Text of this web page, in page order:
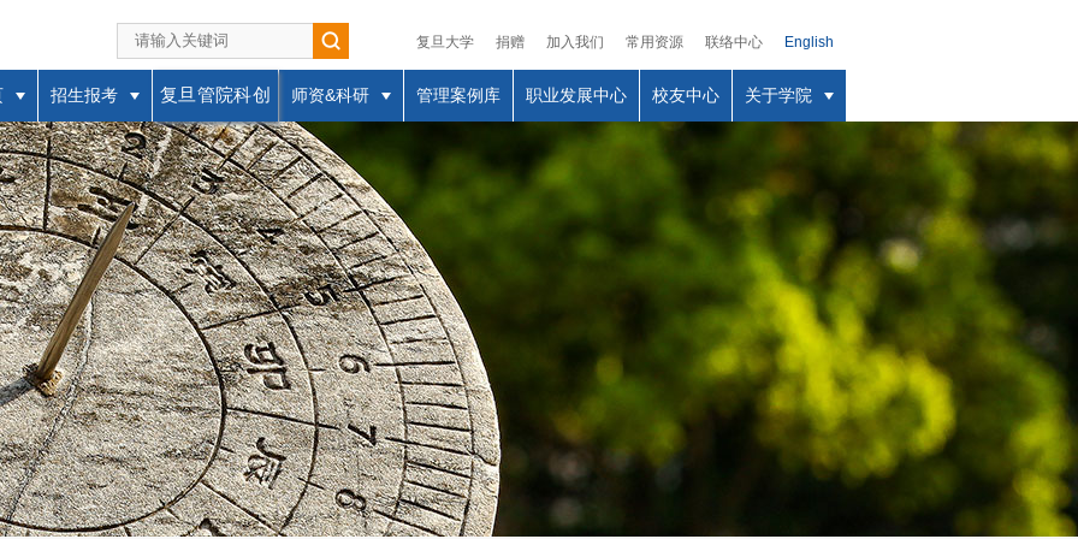
复旦大学 捐赠 加入我们 常用资源 联络中心 English
招生报考 复旦管院科创 师资&科研 管理案例库 职业发展中心 校友中心 关于学院